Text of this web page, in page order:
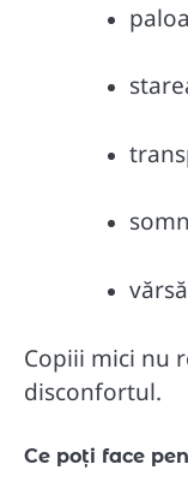
Copiii mici nu
disconfortul.
Ce poți face